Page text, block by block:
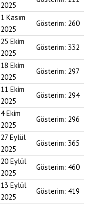
2025
1 Kasım
2025
Gösterim: 260
25 Ekim
2025
Gösterim: 332
18 Ekim
2025
Gösterim: 297
11 Ekim
2025
Gösterim: 294
4 Ekim
2025
Gösterim: 296
27 Eylül
2025
Gösterim: 365
20 Eylül
2025
Gösterim: 460
13 Eylül
2025
Gösterim: 419